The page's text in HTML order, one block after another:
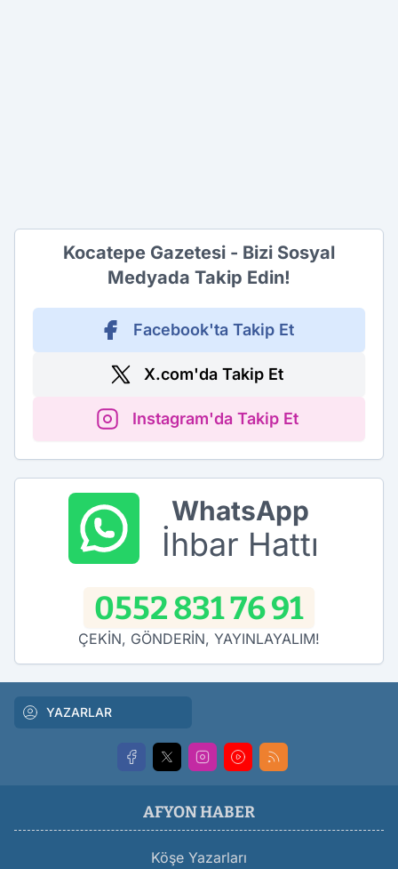
Kocatepe Gazetesi - Bizi Sosyal
Medyada Takip Edin!
Facebook'ta Takip Et
X.com'da Takip Et
Instagram'da Takip Et
WhatsApp
İhbar Hattı
0552 831 76 91
ÇEKİN, GÖNDERİN, YAYINLAYALIM!
YAZARLAR
AFYON HABER
Köşe Yazarları